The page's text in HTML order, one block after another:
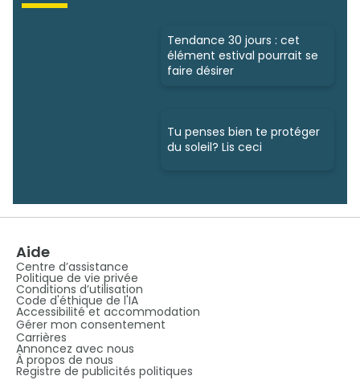
Tendance 30 jours : cet
élément estival pourrait se
faire désirer
Tu penses bien te protéger
du soleil? Lis ceci
Aide
Centre d’assistance
Politique de vie privée
Conditions d’utilisation
Code d'éthique de l'IA
Accessibilité et accommodation
Gérer mon consentement
Carrières
Annoncez avec nous
À propos de nous
Registre de publicités politiques